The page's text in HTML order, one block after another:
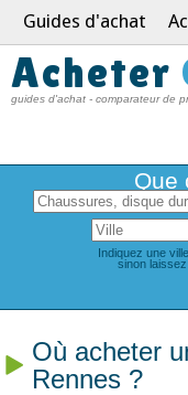
Guides d'achat
Acheter
guides d'achat - comparateur de
Que
Indiquez une
sinon
Où acheter
Rennes ?